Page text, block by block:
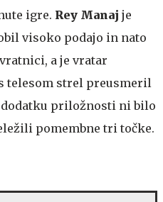
igre. Rey Manaj je
visoko podajo in nato
a je vratar
telesom strel preusmeril
priložnosti ni bilo
pomembne tri točke.